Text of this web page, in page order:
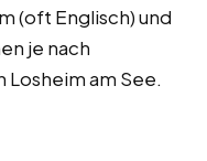
(oft Englisch) und
je nach
am See.